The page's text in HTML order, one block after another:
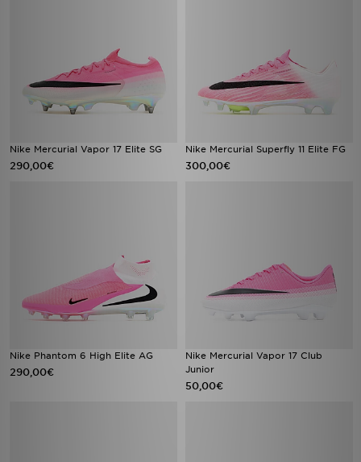
Nike Mercurial Vapor 17 Elite SG
290,00€
Nike Mercurial Superfly 11 Elite FG
300,00€
Nike Phantom 6 High Elite AG
290,00€
Nike Mercurial Vapor 17 Club
Junior
50,00€